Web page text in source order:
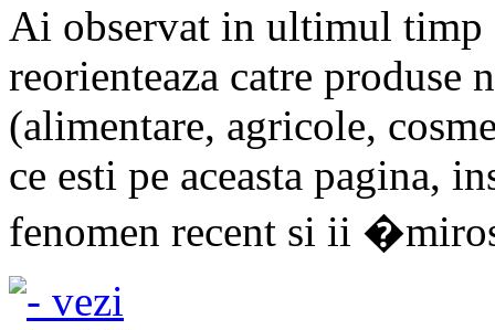
Ai observat in ultimul timp
reorienteaza catre produse
(alimentare, agricole,
ce esti pe aceasta pagina,
fenomen recent si ii